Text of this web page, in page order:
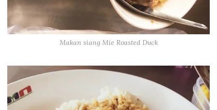
Makan siang Mie Roasted Duck